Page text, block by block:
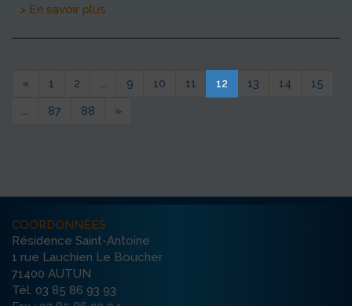
> En savoir plus
« 1 2 ... 9 10 11 12 13 14
15
...
87 88 »
COORDONNÉES
Résidence Saint-Antoine
1 rue Lauchien Le Boucher
71400 AUTUN
Tél. 03 85 86 93 93